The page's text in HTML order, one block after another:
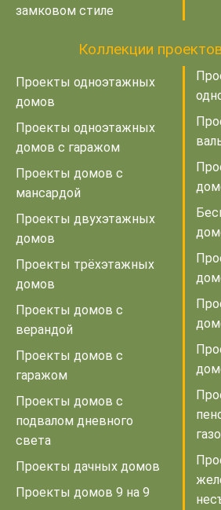
замковом стиле
Коллекции
Проекты одноэтажных
домов
Проекты одноэтажных
домов с гаражом
Проекты домов с
мансардой
Проекты двухэтажных
домов
Проекты трёхэтажных
домов
Проекты домов с
верандой
Проекты домов с
гаражом
Проекты домов с
подвалом дневного
света
Проекты дачных домов
Проекты домов 9 на 9